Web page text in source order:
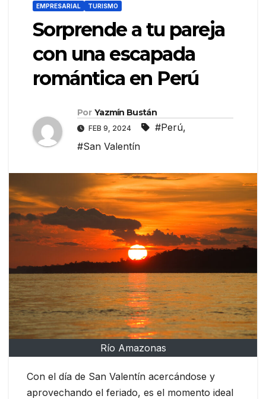
EMPRESARIAL TURISMO
Sorprende a tu pareja
con una escapada
romántica en Perú
Por Yazmín Bustán
FEB 9, 2024 #Perú,
#San Valentín
Río Amazonas
Con el día de San Valentín acercándose y
aprovechando el feriado, es el momento ideal